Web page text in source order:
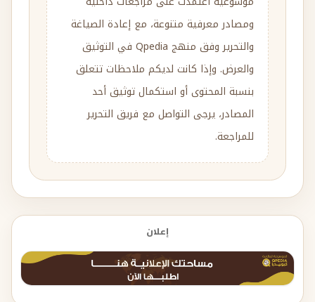
ومصادر معرفية متنوعة، مع إعادة الصياغة
والتحرير وفق منهج Qpedia في التوثيق
والعرض. وإذا كانت لديكم ملاحظات تتعلق
بنسبة المحتوى أو استكمال توثيق أحد
المصادر، يرجى التواصل مع فريق التحرير
للمراجعة.
إعلان